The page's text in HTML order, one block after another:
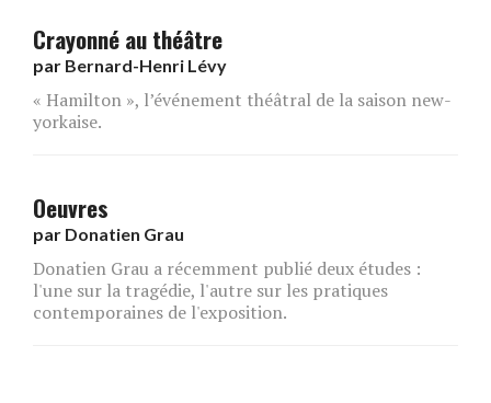
Crayonné au théâtre
par Bernard-Henri Lévy
« Hamilton », l’événement théâtral de la saison new-
yorkaise.
Oeuvres
par Donatien Grau
Donatien Grau a récemment publié deux études :
l'une sur la tragédie, l'autre sur les pratiques
contemporaines de l'exposition.